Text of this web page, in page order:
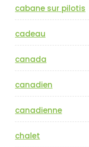
cabane sur pilotis
cadeau
canada
canadien
canadienne
chalet